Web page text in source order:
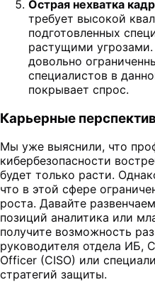
Острая нехватка
требует высокой
подготовленных
растущими
довольно
специалистов в
покрывает спрос.
Карьерные
Мы уже выяснили, что
кибербезопасности
будет только расти.
что в этой сфере
роста. Давайте
позиций аналитика или
получите возможность
руководителя отдела ИБ,
Officer (CISO) или
стратегий защиты.